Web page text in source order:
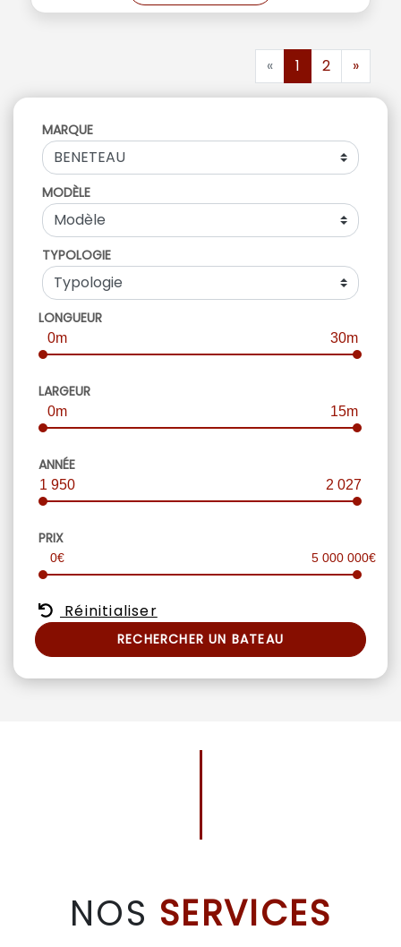
« 1 2 »
MARQUE
MODÈLE
TYPOLOGIE
LONGUEUR
0m 30m
LARGEUR
0m 15m
ANNÉE
1 950 2 027
PRIX
0€ 5 000 000€
Réinitialiser
RECHERCHER UN BATEAU
NOS SERVICES